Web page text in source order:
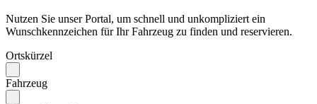
Nutzen Sie unser Portal, um schnell und unkompliziert ein
Wunschkennzeichen für Ihr Fahrzeug zu finden und reservieren.
Ortskürzel
Fahrzeug